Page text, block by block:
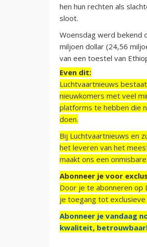
hen hun rechten als
sloot.
Woensdag werd bekend
miljoen dollar (24,56
van een toestel van
Even dit:
Luchtvaartnieuws
nieuwkomers met veel
platforms te hebben die
doen.
Bij Luchtvaartnieuws en
het leveren van het
maakt ons een
Abonneer je voor
Door je te abonneren op
je toegang tot
Abonneer je vandaag
kwaliteit,